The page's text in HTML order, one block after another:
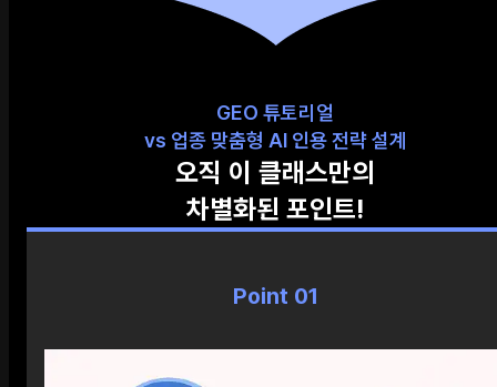
GEO 튜토리얼
vs 업종 맞춤형 AI 인용 전략 설계
오직 이 클래스만의
차별화된 포인트!
Point 01